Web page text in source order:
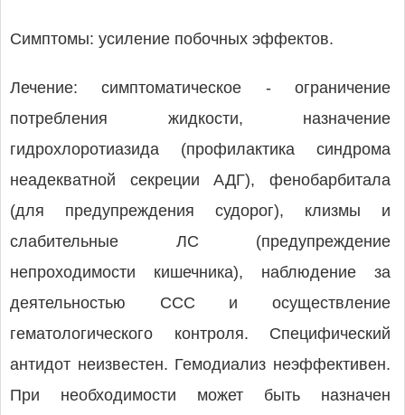
Симптомы: усиление побочных эффектов.
Лечение: симптоматическое - ограничение
потребления жидкости, назначение
гидрохлоротиазида (профилактика синдрома
неадекватной секреции АДГ), фенобарбитала
(для предупреждения судорог), клизмы и
слабительные ЛС (предупреждение
непроходимости кишечника), наблюдение за
деятельностью ССС и осуществление
гематологического контроля. Специфический
антидот неизвестен. Гемодиализ неэффективен.
При необходимости может быть назначен